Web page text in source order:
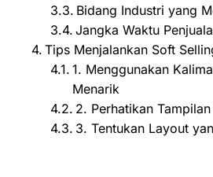
Bidang Industri yang
Jangka Waktu
Tips Menjalankan Soft
1. Menggunakan
Menarik
2. Perhatikan
3. Tentukan Layout